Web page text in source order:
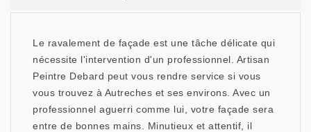
Le ravalement de façade est une tâche délicate qui
nécessite l'intervention d'un professionnel. Artisan
Peintre Debard peut vous rendre service si vous
vous trouvez à Autreches et ses environs. Avec un
professionnel aguerri comme lui, votre façade sera
entre de bonnes mains. Minutieux et attentif, il